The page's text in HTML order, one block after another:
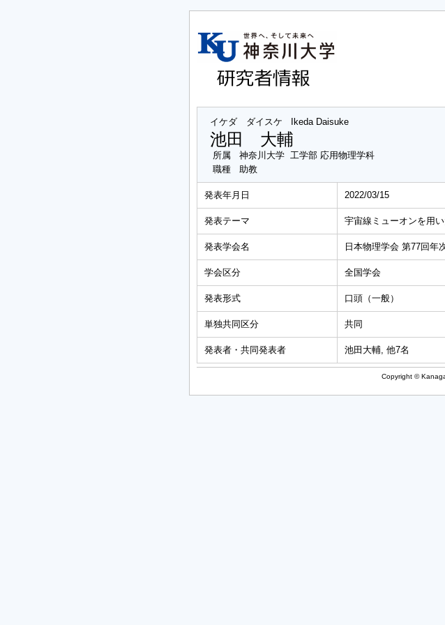
イケダ ダイスケ Ikeda Daisuke
池田 大輔
所属
神奈川大学 工学部 応用物理学科
職種
助教
発表年月日 2022/03/15
発表テーマ 宇宙線ミューオンを用
発表学会名 日本物理学会 第77回年
学会区分 全国学会
発表形式 口頭（一般）
単独共同区分 共同
発表者・共同発表者 池田大輔, 他7名
Copyright ©